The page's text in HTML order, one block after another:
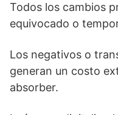
Todos los cambios
equivocado o
Los negativos o
generan un costo
absorber.